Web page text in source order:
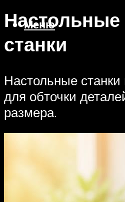
Меню
станки
Настольные
для обточки
размера.